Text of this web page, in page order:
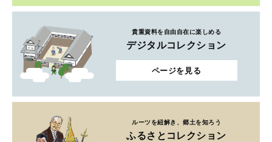
貴重資料を自由自在に楽しめる
デジタルコレクション
ページを見る
ルーツを紐解き、郷土を知ろう
ふるさとコレクション